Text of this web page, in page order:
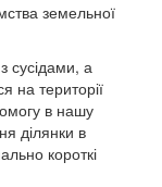
земельної
сусідами, а
на території
в нашу
ділянки в
короткі